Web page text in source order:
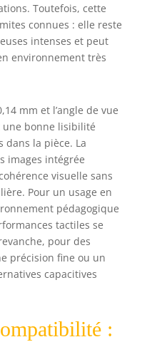
Toutefois, cette
connues : elle reste
intenses et peut
environnement très
mm et l’angle de vue
une bonne lisibilité
la pièce. La
images intégrée
visuelle sans
Pour un usage en
pédagogique
tactiles se
pour des
précision fine ou un
capacitives
: